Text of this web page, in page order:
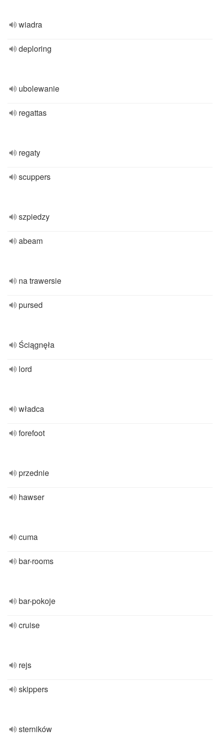
wiadra
deploring
ubolewanie
regattas
regaty
scuppers
szpiedzy
abeam
na trawersie
pursed
Ściągnęła
lord
władca
forefoot
przednie
hawser
cuma
bar-rooms
bar-pokoje
cruise
rejs
skippers
sterników